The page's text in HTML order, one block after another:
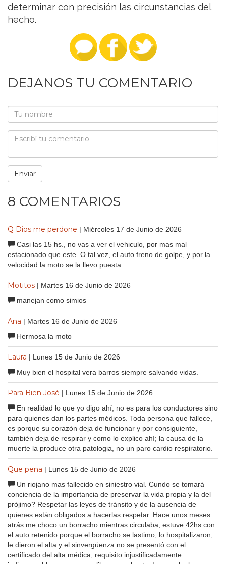
determinar con precisión las circunstancias del
hecho.
DEJANOS TU COMENTARIO
8 COMENTARIOS
Q Dios me perdone | Miércoles 17 de Junio de 2026
Casi las 15 hs., no vas a ver el vehiculo, por mas mal
estacionado que este. O tal vez, el auto freno de golpe, y por la
velocidad la moto se la llevo puesta
Motitos | Martes 16 de Junio de 2026
manejan como simios
Ana | Martes 16 de Junio de 2026
Hermosa la moto
Laura | Lunes 15 de Junio de 2026
Muy bien el hospital vera barros siempre salvando vidas.
Para Bien José | Lunes 15 de Junio de 2026
En realidad lo que yo digo ahí, no es para los conductores sino
para quienes dan los partes médicos. Toda persona que fallece,
es porque su corazón deja de funcionar y por consiguiente,
también deja de respirar y como lo explico ahí; la causa de la
muerte la produce otra patologia, no un paro cardio respiratorio.
Que pena | Lunes 15 de Junio de 2026
Un riojano mas fallecido en siniestro vial. Cundo se tomará
conciencia de la importancia de preservar la vida propia y la del
prójimo? Respetar las leyes de tránsito y de la ausencia de
quienes están obligados a hacerlas respetar. Hace unos meses
atrás me choco un borracho mientras circulaba, estuve 42hs con
el auto retenido porque el borracho se lastimo, lo hospitalizaron,
le dieron el alta y el sinvergüenza no se presentó con el
certificado del alta médica, requisito injustificadamente